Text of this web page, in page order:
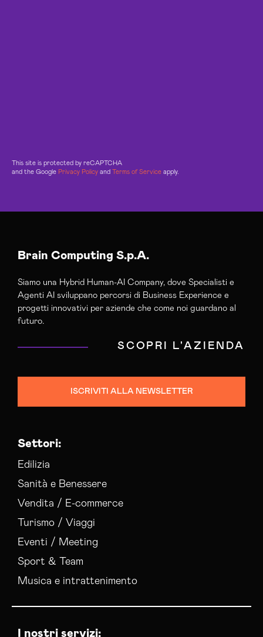
This site is protected by reCAPTCHA
and the Google Privacy Policy and Terms of Service apply.
Brain Computing S.p.A.
Siamo una Hybrid Human-AI Company, dove Specialisti e
Agenti AI sviluppano percorsi di Business Experience e
progetti innovativi per aziende che come noi guardano al
futuro.
SCOPRI L'AZIENDA
ISCRIVITI ALLA NEWSLETTER
Settori:
Edilizia
Sanità e Benessere
Vendita / E-commerce
Turismo / Viaggi
Eventi / Meeting
Sport & Team
Musica e intrattenimento
I nostri servizi: